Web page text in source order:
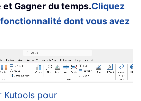
Gagner du temps.Cliquez
dont vous avez
Kutools pour